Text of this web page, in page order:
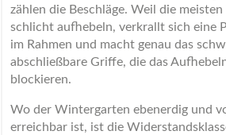
zählen die Beschläge. Weil die meisten
schlicht aufhebeln, verkrallt sich eine
im Rahmen und macht genau das
abschließbare Griffe, die das
blockieren.
Wo der Wintergarten ebenerdig und
erreichbar ist, ist die